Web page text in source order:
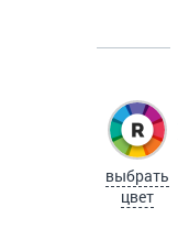
выбрать
цвет